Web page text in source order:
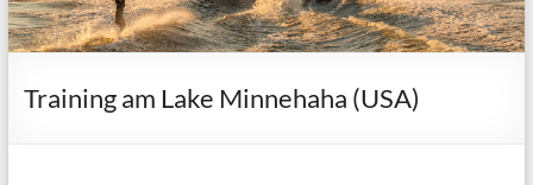
Training am Lake Minnehaha (USA)